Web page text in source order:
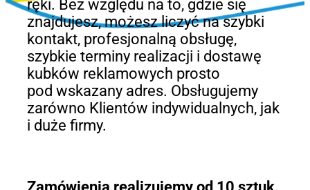
ręki. Bez względu na to, gdzie się
znajdujesz, możesz liczyć na szybki
kontakt, profesjonalną obsługę,
szybkie terminy realizacji i dostawę
kubków reklamowych prosto
pod wskazany adres. Obsługujemy
zarówno Klientów indywidualnych, jak
i duże firmy.